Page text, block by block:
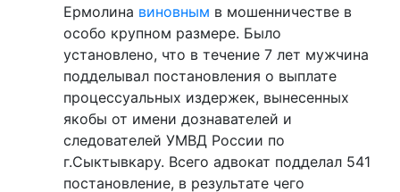
Ермолина виновным в мошенничестве в
особо крупном размере. Было
установлено, что в течение 7 лет мужчина
подделывал постановления о выплате
процессуальных издержек, вынесенных
якобы от имени дознавателей и
следователей УМВД России по
г.Сыктывкару. Всего адвокат подделал 541
постановление, в результате чего